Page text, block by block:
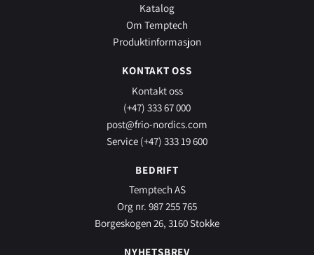
Katalog
Om Temptech
Produktinformasjon
KONTAKT OSS
Kontakt oss
(+47) 333 67 000
post@frio-nordics.com
Service (+47) 333 19 600
BEDRIFT
Temptech AS
Org nr. 987 255 765
Borgeskogen 26, 3160 Stokke
NYHETSBREV